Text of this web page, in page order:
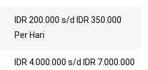
IDR 200.000 s/d IDR 350.000
Per Hari
IDR 4.000.000 s/d IDR 7.000.000